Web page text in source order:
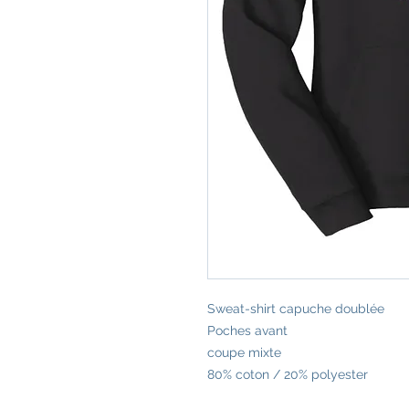
Sweat-shirt capuche doublée
Poches avant
coupe mixte
80% coton / 20% polyester